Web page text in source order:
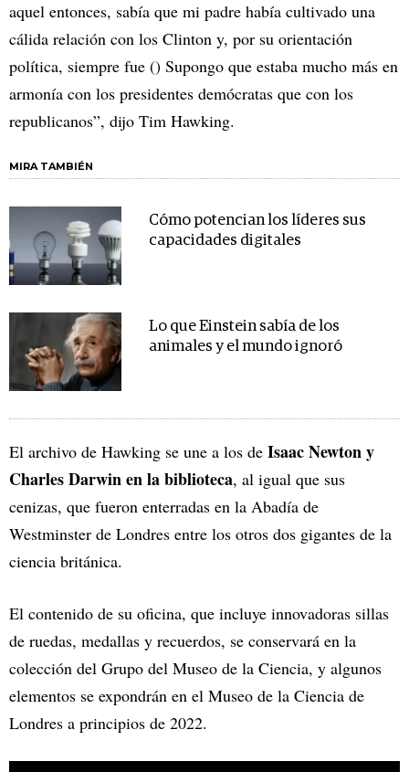
aquel entonces, sabía que mi padre había cultivado una
cálida relación con los Clinton y, por su orientación
política, siempre fue () Supongo que estaba mucho más en
armonía con los presidentes demócratas que con los
republicanos”, dijo Tim Hawking.
MIRA TAMBIÉN
Cómo potencian los líderes sus
capacidades digitales
Lo que Einstein sabía de los
animales y el mundo ignoró
El archivo de Hawking se une a los de Isaac Newton y
Charles Darwin en la biblioteca, al igual que sus
cenizas, que fueron enterradas en la Abadía de
Westminster de Londres entre los otros dos gigantes de la
ciencia británica.
El contenido de su oficina, que incluye innovadoras sillas
de ruedas, medallas y recuerdos, se conservará en la
colección del Grupo del Museo de la Ciencia, y algunos
elementos se expondrán en el Museo de la Ciencia de
Londres a principios de 2022.